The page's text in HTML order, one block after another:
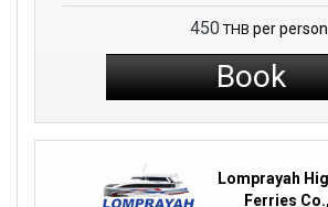
450 THB per person
Book
Lomprayah
Ferries